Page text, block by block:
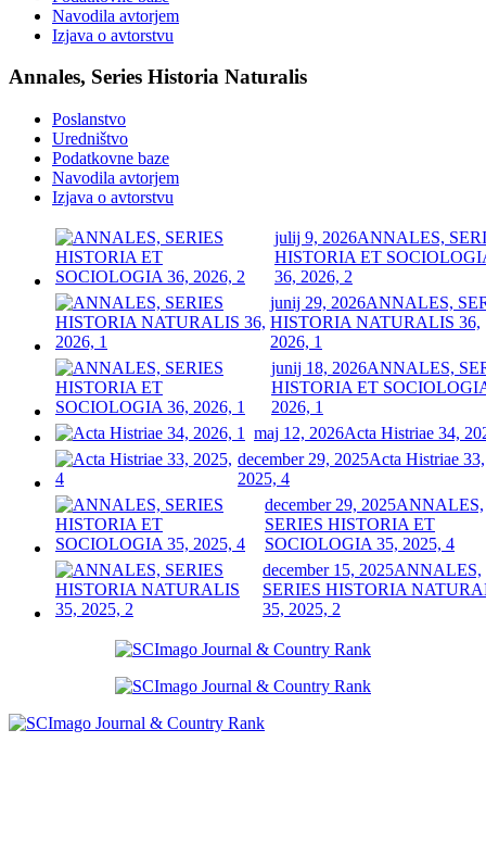
Navodila avtorjem
Izjava o avtorstvu
Annales, Series Historia Naturalis
Poslanstvo
Uredništvo
Podatkovne baze
Navodila avtorjem
Izjava o avtorstvu
julij 9, 2026ANNALES,
HISTORIA ET
36, 2026, 2
junij 29, 2026ANNALES,
HISTORIA NATURALIS 36,
2026, 1
junij 18, 2026ANNALES,
HISTORIA ET
2026, 1
maj 12, 2026Acta Histriae 34,
december 29, 2025Acta Histriae 33,
2025, 4
december 29, 2025ANNALES,
SERIES HISTORIA ET
SOCIOLOGIA 35, 2025, 4
december 15, 2025ANNALES,
SERIES HISTORIA
35, 2025, 2